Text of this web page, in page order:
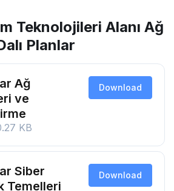
Teknolojileri Alanı Ağ
Planlar
Ağ
ve
KB
Download
Siber
Temelleri
Download